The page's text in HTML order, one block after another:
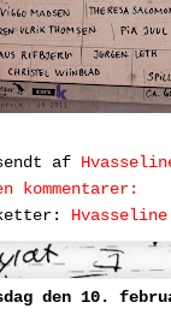
af
kommentarer:
den 10.